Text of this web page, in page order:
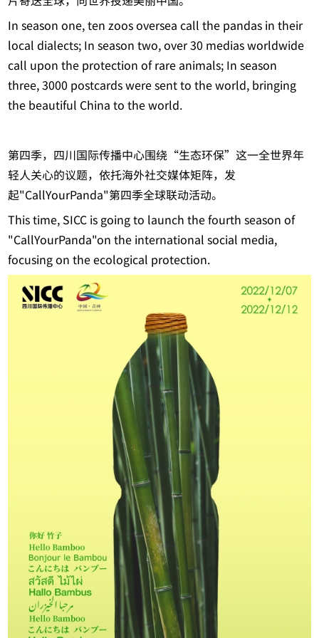
In season one, ten zoos oversea call the pandas in their
local dialects; In season two, over 30 medias worldwide
call upon the protection of rare animals; In season
three, 3000 postcards were sent to the world, bringing
the beautiful China to the world.
第四季，四川国际传播中心围绕“生态环保”这一全世界年
轻人关心的议题，依托海外社交媒体矩阵，发
起"CallYourPanda"第四季全球联动活动。
This time, SICC is going to launch the fourth season of
"CallYourPanda"on the international social media,
focusing on the ecological protection.